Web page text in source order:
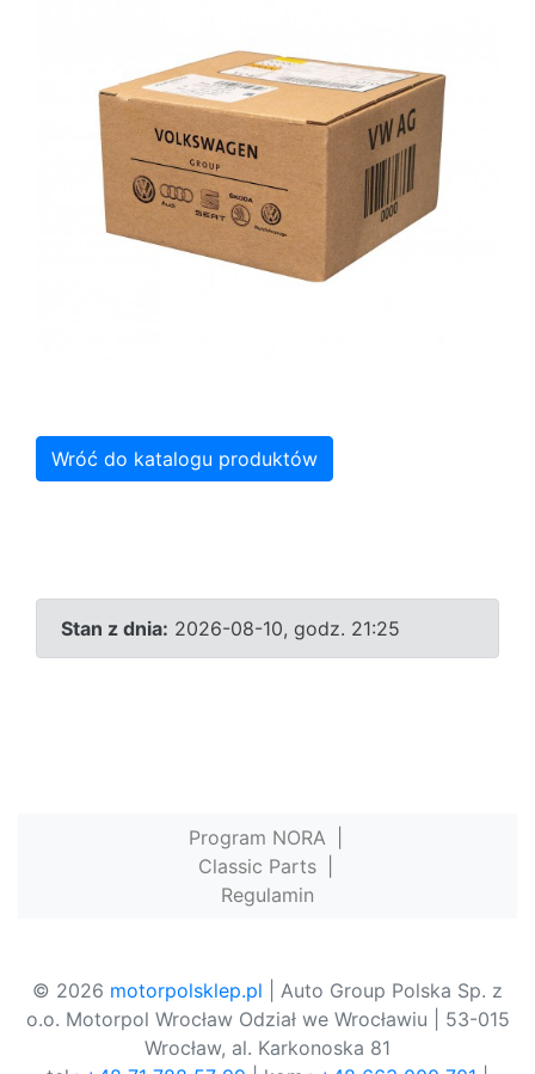
Wróć do katalogu produktów
Stan z dnia: 2026-08-10, godz. 21:25
Program NORA
Classic Parts
Regulamin
© 2026 motorpolsklep.pl | Auto Group Polska Sp. z
o.o. Motorpol Wrocław Odział we Wrocławiu | 53-015
Wrocław, al. Karkonoska 81